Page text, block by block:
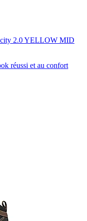
2.0 YELLOW MID
réussi et au confort